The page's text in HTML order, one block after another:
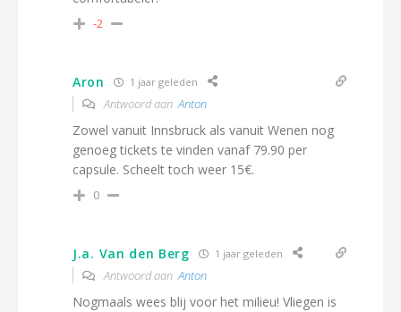
-2
Aron 1 jaar geleden
Antwoord aanAnton
Zowel vanuit Innsbruck als vanuit Wenen nog
genoeg tickets te vinden vanaf 79.90 per
capsule. Scheelt toch weer 15€.
0
J.a. Van den Berg 1 jaar geleden
Antwoord aanAnton
Nogmaals wees blij voor het milieu! Vliegen is